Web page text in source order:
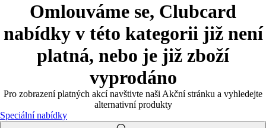
Omlouváme se, Clubcard
nabídky v této kategorii již není
platná, nebo je již zboží
vyprodáno
Pro zobrazení platných akcí navštivte naši Akční stránku a vyhledejte
alternativní produkty
Speciální nabídky